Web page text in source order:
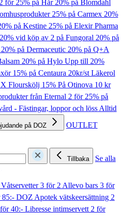
för 25% på Hår20% på Blomdahl
25% på Carmex 20%
på Kestine 25% på Elexir Pharma
20% vid köp av 2 på Fungoral 20% på
20% på Dermaceutic 20% på Q+A
20% på Hylo Upp till 20%
15% på Centaura 20kr/st Läkerol
Flourskölj 15% På Otinova 10 kr
från Eternal 2 för 25% på
- Fästingar, loppor och lössAlltid
på DOZ OUTLET
Tillbaka
Se alla
3 för 2 Allevo bars 3 för
DOZ Apotek vätskeersättning 2
40:- Libresse intimservett2 för